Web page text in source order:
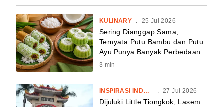
KULINARY . 25 Jul 2026
Sering Dianggap Sama,
Ternyata Putu Bambu dan Putu
Ayu Punya Banyak Perbedaan
3 min
INSPIRASI INDONESIA . 27 Jul 2026
Dijuluki Little Tiongkok, Lasem